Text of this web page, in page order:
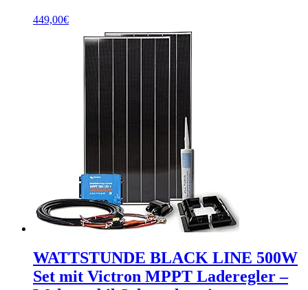
449,00€
WATTSTUNDE BLACK LINE 500W
Set mit Victron MPPT Laderegler –